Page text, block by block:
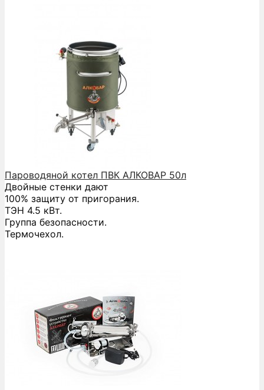
Пароводяной котел ПВК АЛКОВАР 50л
Двойные стенки дают
100% защиту от пригорания.
ТЭН 4.5 кВт.
Группа безопасности.
Термочехол.